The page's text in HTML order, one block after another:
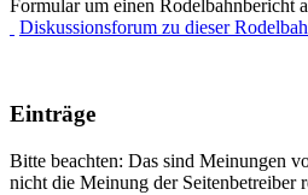
Formular um einen Rodelbahnbericht
Diskussionsforum zu dieser
Einträge
Bitte beachten: Das sind Meinungen
nicht die Meinung der Seitenbetreiber